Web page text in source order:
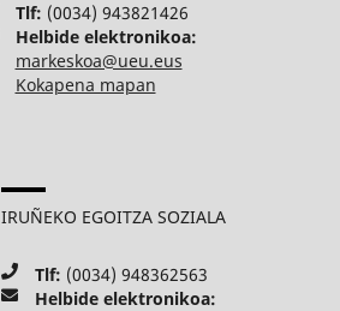
Tlf: (0034) 943821426
Helbide elektronikoa:
markeskoa@ueu.eus
Kokapena mapan
IRUÑEKO EGOITZA SOZIALA
Tlf: (0034) 948362563
Helbide elektronikoa: